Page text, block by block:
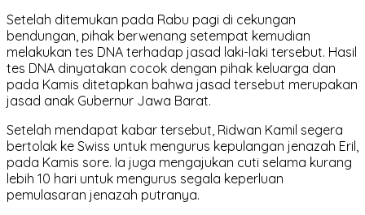
Setelah ditemukan pada Rabu pagi di cekungan
bendungan, pihak berwenang setempat kemudian
melakukan tes DNA terhadap jasad laki-laki tersebut. Hasil
tes DNA dinyatakan cocok dengan pihak keluarga dan
pada Kamis ditetapkan bahwa jasad tersebut merupakan
jasad anak Gubernur Jawa Barat.
Setelah mendapat kabar tersebut, Ridwan Kamil segera
bertolak ke Swiss untuk mengurus kepulangan jenazah Eril,
pada Kamis sore. Ia juga mengajukan cuti selama kurang
lebih 10 hari untuk mengurus segala keperluan
pemulasaran jenazah putranya.